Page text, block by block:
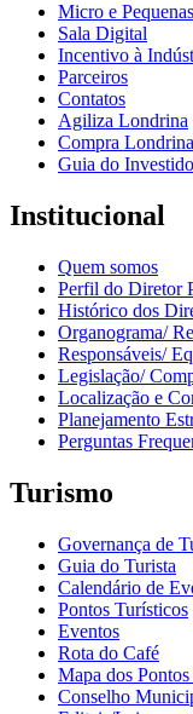
Micro e
Sala Digital
Incentivo à
Parceiros
Contatos
Agiliza Londrina
Compra Londrina
Guia do
Institucional
Quem somos
Perfil do Diretor
Histórico dos
Organograma/
Responsáveis/
Legislação/
Localização e
Planejamento
Perguntas
Turismo
Governança de
Guia do Turista
Calendário de
Pontos Turísticos
Eventos
Rota do Café
Mapa dos
Conselho